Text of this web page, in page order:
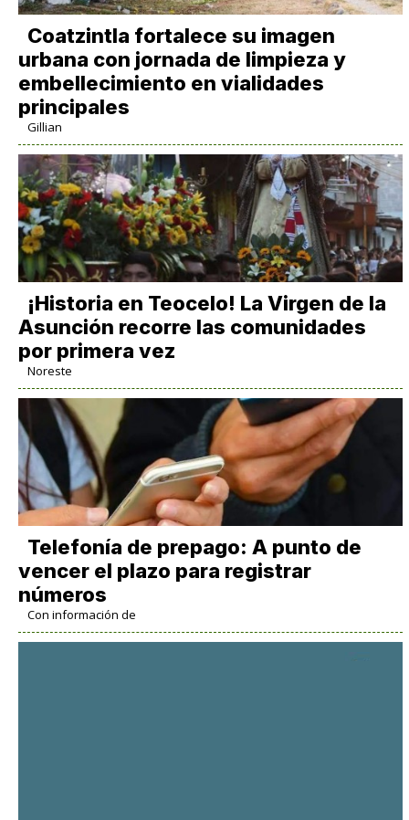
Coatzintla fortalece su imagen
urbana con jornada de limpieza y
embellecimiento en vialidades
principales
Gillian
​¡Historia en Teocelo! La Virgen de la
Asunción recorre las comunidades
por primera vez
Noreste
Telefonía de prepago: A punto de
vencer el plazo para registrar
números
Con información de